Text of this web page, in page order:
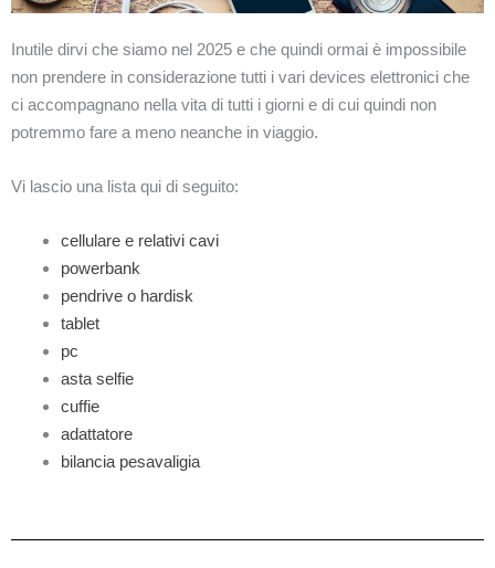
Inutile dirvi che siamo nel 2025 e che quindi ormai è impossibile
non prendere in considerazione tutti i vari devices elettronici che
ci accompagnano nella vita di tutti i giorni e di cui quindi non
potremmo fare a meno neanche in viaggio.
Vi lascio una lista qui di seguito:
cellulare e relativi cavi
powerbank
pendrive o hardisk
tablet
pc
asta selfie
cuffie
adattatore
bilancia pesavaligia